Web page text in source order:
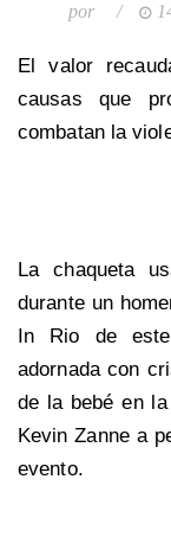
por /
El valor
causas que
combatan la
La chaqueta
durante un
In Rio de
adornada con
de la bebé en
Kevin Zanne a
evento.